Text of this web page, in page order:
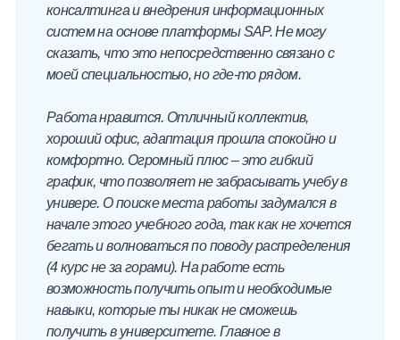
консалтинга и внедрения информационных
систем на основе платформы SAP. Не могу
сказать, что это непосредственно связано с
моей специальностью, но где-то рядом.
Работа нравится. Отличный коллектив,
хороший офис, адаптация прошла спокойно и
комфортно. Огромный плюс – это гибкий
график, что позволяет не забрасывать учебу в
универе. О поиске места работы задумался в
начале этого учебного года, так как не хочется
бегать и волноваться по поводу распределения
(4 курс не за горами). На работе есть
возможность получить опыт и необходимые
навыки, которые ты никак не сможешь
получить в университете. Главное в